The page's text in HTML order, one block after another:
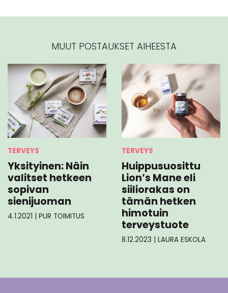
MUUT POSTAUKSET AIHEESTA
TERVEYS
Yksityinen: Näin
valitset hetkeen
sopivan
sienijuoman
4.1.2021 | PUR TOIMITUS
TERVEYS
Huippusuosittu
Lion’s Mane eli
siiliorakas on
tämän hetken
himotuin
terveystuote
8.12.2023 LAURA ESKOLA